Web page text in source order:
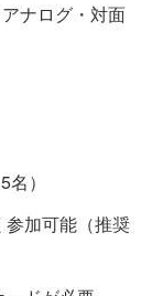
ナログ・対面
）
加可能（推奨